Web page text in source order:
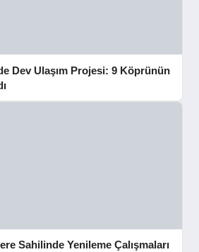
Dev Ulaşım Projesi: 9 Köprünün
Sahilinde Yenileme Çalışmaları